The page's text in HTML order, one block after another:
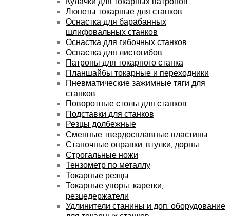
Люнеты токарные для станков
Оснастка для барабанных
шлифовальных станков
Оснастка для гибочных станков
Оснастка для листогибов
Патроны для токарного станка
Планшайбы токарные и переходники
Пневматические зажимные тяги для
станков
Поворотные столы для станков
Подставки для станков
Резцы долбежные
Сменные твердосплавные пластины
Станочные оправки, втулки, дорны
Строгальные ножи
Тензометр по металлу
Токарные резцы
Токарные упоры, каретки,
резцедержатели
Удлинители станины и доп. оборудование